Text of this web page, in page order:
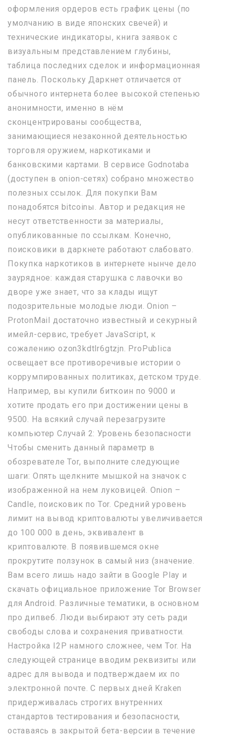
оформления ордеров есть график цены (по
умолчанию в виде японских свечей) и
технические индикаторы, книга заявок с
визуальным представлением глубины,
таблица последних сделок и информационная
панель. Поскольку Даркнет отличается от
обычного интернета более высокой степенью
анонимности, именно в нём
сконцентрированы сообщества,
занимающиеся незаконной деятельностью
торговля оружием, наркотиками и
банковскими картами. В сервисе Godnotaba
(доступен в onion-сетях) собрано множество
полезных ссылок. Для покупки Вам
понадобятся bitcoinы. Автор и редакция не
несут ответственности за материалы,
опубликованные по ссылкам. Конечно,
поисковики в даркнете работают слабовато.
Покупка наркотиков в интернете нынче дело
заурядное: каждая старушка с лавочки во
дворе уже знает, что за клады ищут
подозрительные молодые люди. Onion –
ProtonMail достаточно известный и секурный
имейл-сервис, требует JavaScript, к
сожалению ozon3kdtlr6gtzjn. ProPublica
освещает все противоречивые истории о
коррумпированных политиках, детском труде.
Например, вы купили биткоин по 9000 и
хотите продать его при достижении цены в
9500. На всякий случай перезагрузите
компьютер Случай 2: Уровень безопасности
Чтобы сменить данный параметр в
обозревателе Tor, выполните следующие
шаги: Опять щелкните мышкой на значок с
изображенной на нем луковицей. Onion –
Candle, поисковик по Tor. Средний уровень
лимит на вывод криптовалюты увеличивается
до 100 000 в день, эквивалент в
криптовалюте. В появившемся окне
прокрутите ползунок в самый низ (значение.
Вам всего лишь надо зайти в Google Play и
скачать официальное приложение Tor Browser
для Android. Различные тематики, в основном
про дипвеб. Люди выбирают эту сеть ради
свободы слова и сохранения приватности.
Настройка I2P намного сложнее, чем Tor. На
следующей странице вводим реквизиты или
адрес для вывода и подтверждаем их по
электронной почте. С первых дней Kraken
придерживалась строгих внутренних
стандартов тестирования и безопасности,
оставаясь в закрытой бета-версии в течение